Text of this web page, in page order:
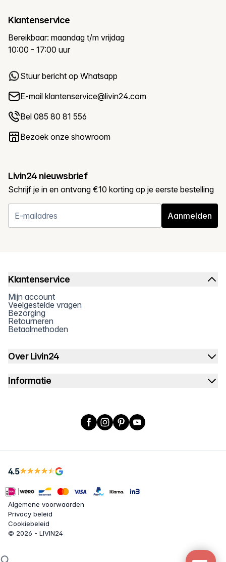
Klantenservice
Bereikbaar: maandag t/m vrijdag
10:00 - 17:00 uur
Stuur bericht op Whatsapp
E-mail klantenservice@livin24.com
Bel 085 80 81 556
Bezoek onze showroom
Livin24 nieuwsbrief
Schrijf je in en ontvang €10 korting op je eerste bestelling
Aanmelden
Klantenservice
Mijn account
Veelgestelde vragen
Bezorging
Retourneren
Betaalmethoden
Over Livin24
Informatie
Facebook
Instagram
PinterestYouTube
4.5
Algemene voorwaarden
Privacy beleid
Cookiebeleid
© 2026 - LIVIN24